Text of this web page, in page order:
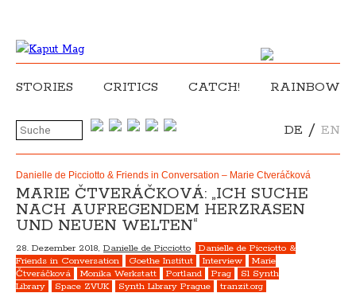
STORIES CRITICS CATCH! RAINBOW
DE / EN
Danielle de Picciotto & Friends in Conversation – Marie Čtveráčková
MARIE ČTVERÁČKOVÁ: „ICH SUCHE
NACH AUFREGENDEM HERZRASEN
UND NEUEN WELTEN“
28. Dezember 2018, Danielle de Picciotto
Danielle de Picciotto &
Friends in Conversation
Goethe Institut Interview
Marie
Čtveráčková
Monika Werkstatt Portland Prag
S1 Synth
Library
Space ZVUK Synth Library Prague tranzit.org